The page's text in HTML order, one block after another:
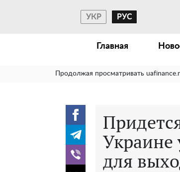
УКР РУС
Главная
Продолжая просматривать
Украине
для